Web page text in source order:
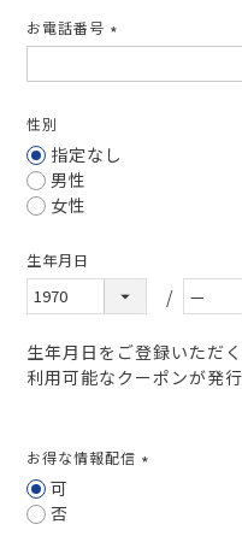
お電話番号
須)
性別
指定なし
男性
女性
生年月日
生年月日をご登録いただ
利用可能なクーポンが発
お得な情報配信
可
否